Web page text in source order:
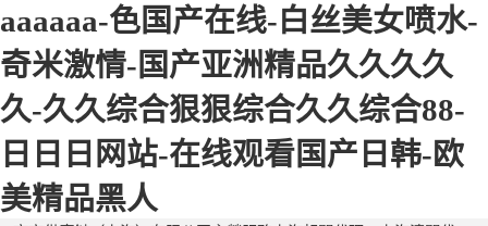
aaaaaa-色国产在线-白丝美女喷水-
奇米激情-国产亚洲精品久久久久
久-久久综合狠狠综合久久综合88-
日日日网站-在线观看国产日韩-欧
美精品黑人
上海海運空運
上海外貿代理